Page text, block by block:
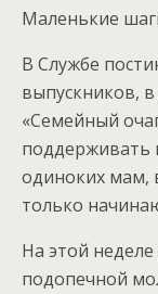
Маленькие
В Службе
выпускников,
«Семейный
поддерживать
одиноких мам,
только
На этой
подопечной